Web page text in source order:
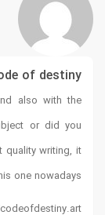
of destiny
also with the
or did you
quality writing, it
one nowadays